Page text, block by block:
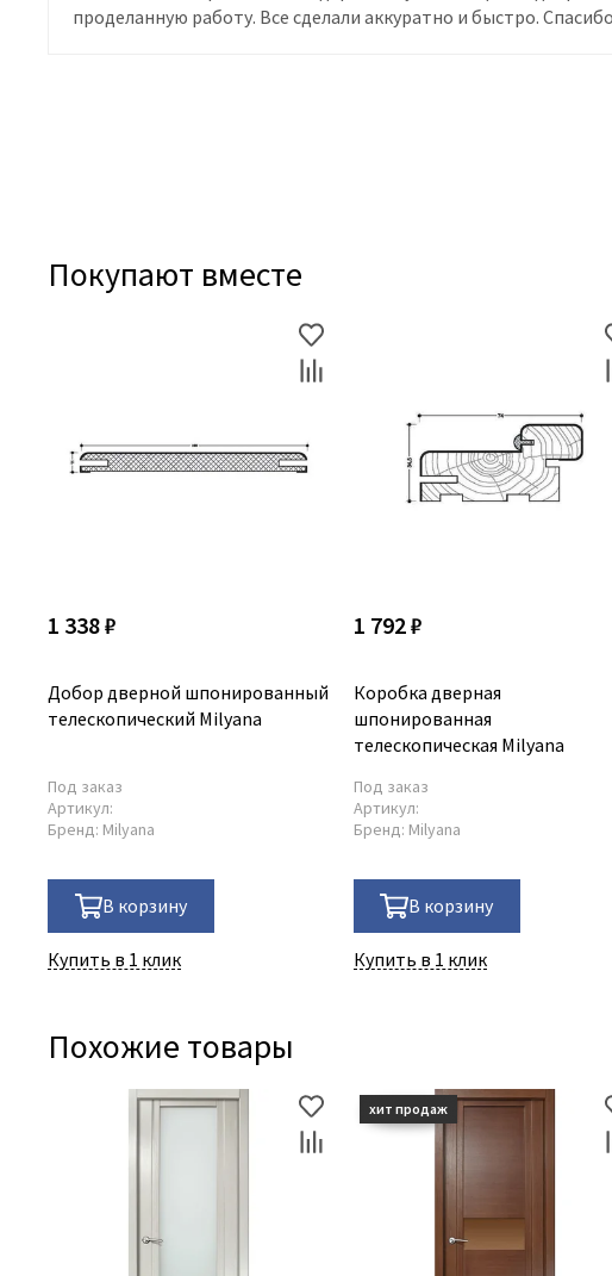
проделанную работу. Все сделали аккуратно и быстро.
Покупают вместе
1 338 ₽
Добор дверной шпонированный
телескопический Milyana
Под заказ
Артикул:
Бренд: Milyana
В корзину
Купить в 1 клик
1 792 ₽
Коробка дверная
шпонированная
телескопическая Milyana
Под заказ
Артикул:
Бренд: Milyana
В корзину
Купить в 1 клик
Похожие товары